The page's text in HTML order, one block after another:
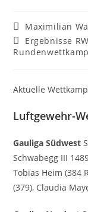
Beitrags-
Autor:
Maximilian
Beitrags-
Kategorie:
Ergebnisse
Aktuelle
Luftgewehr-
Gauliga Südwest
Schwabegg III
Tobias Heim (384
(379), Claudia